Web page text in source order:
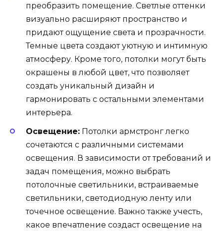
преобразить помещение. Светлые оттенки
визуально расширяют пространство и
придают ощущение света и прозрачности.
Темные цвета создают уютную и интимную
атмосферу. Кроме того, потолки могут быть
окрашены в любой цвет, что позволяет
создать уникальный дизайн и
гармонировать с остальными элементами
интерьера.
Освещение: Потолки армстронг легко
сочетаются с различными системами
освещения. В зависимости от требований и
задач помещения, можно выбрать
потолочные светильники, встраиваемые
светильники, светодиодную ленту или
точечное освещение. Важно также учесть,
какое впечатление создаст освещение на